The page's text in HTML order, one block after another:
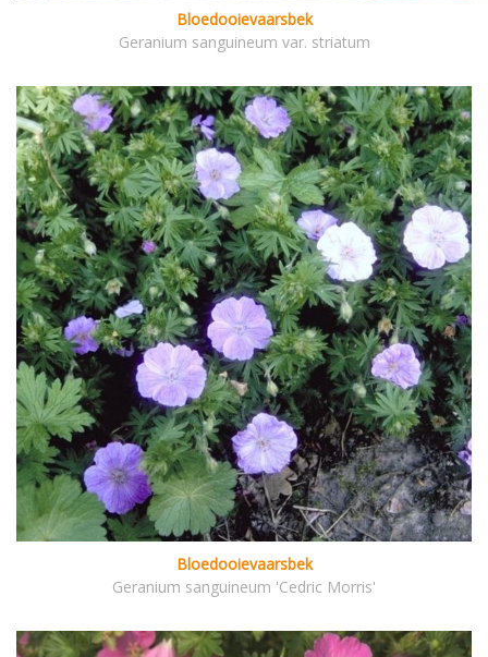
Bloedooievaarsbek
Geranium sanguineum var. striatum
Bloedooievaarsbek
Geranium sanguineum 'Cedric Morris'